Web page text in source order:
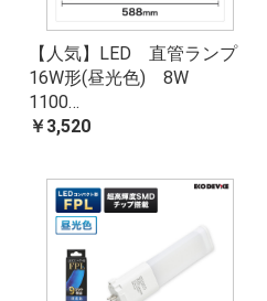
【人気】LED 直管ランプ
16W形(昼光色) 8W
1100…
￥3,520